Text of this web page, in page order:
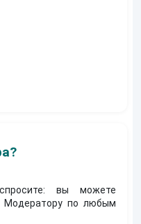
прошлого
вы можете
Модератору по любым